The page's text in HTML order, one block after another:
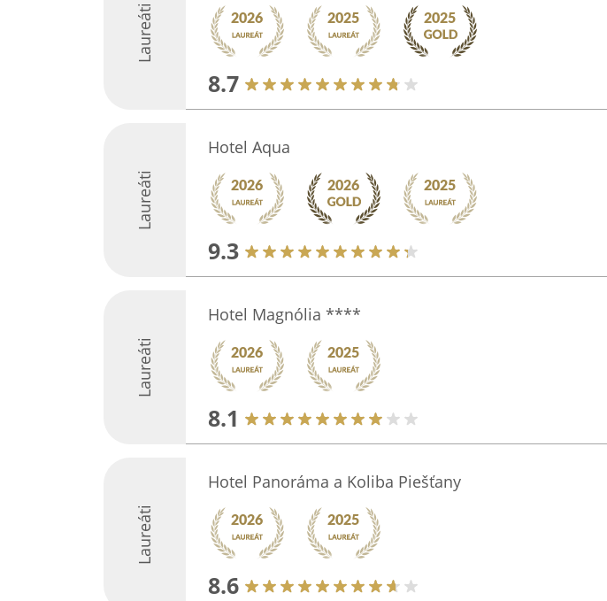
Laureáti
8.7
Laureáti
Hotel Aqua
9.3
Laureáti
Hotel Magnólia ****
8.1
Laureáti
Hotel Panoráma a Koliba Piešťany
8.6